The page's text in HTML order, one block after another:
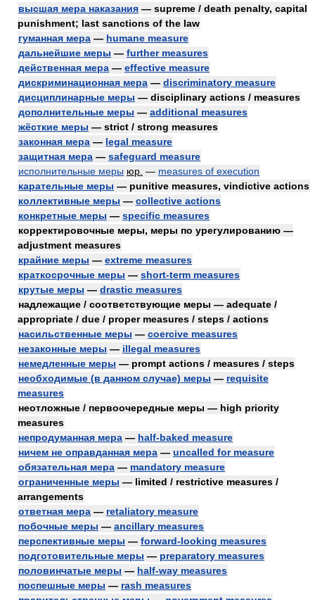
высшая мера наказания — supreme / death penalty, capital
punishment; last sanctions of the law
гуманная мера — humane measure
дальнейшие меры — further measures
действенная мера — effective measure
дискриминационная мера — discriminatory measure
дисциплинарные меры — disciplinary actions / measures
дополнительные меры — additional measures
жёсткие меры — strict / strong measures
законная мера — legal measure
защитная мера — safeguard measure
исполнительные меры юр. — measures of execution
карательные меры — punitive measures, vindictive actions
коллективные меры — collective actions
конкретные меры — specific measures
корректировочные меры, меры по урегулированию —
adjustment measures
крайние меры — extreme measures
краткосрочные меры — short-term measures
крутые меры — drastic measures
надлежащие / соответствующие меры — adequate /
appropriate / due / proper measures / steps / actions
насильственные меры — coercive measures
незаконные меры — illegal measures
немедленные меры — prompt actions / measures / steps
необходимые (в данном случае) меры — requisite
measures
неотложные / первоочередные меры — high priority
measures
непродуманная мера — half-baked measure
ничем не оправданная мера — uncalled for measure
обязательная мера — mandatory measure
ограниченные меры — limited / restrictive measures /
arrangements
ответная мера — retaliatory measure
побочные меры — ancillary measures
перспективные меры — forward-looking measures
подготовительные меры — preparatory measures
половинчатые меры — half-way measures
поспешные меры — rash measures